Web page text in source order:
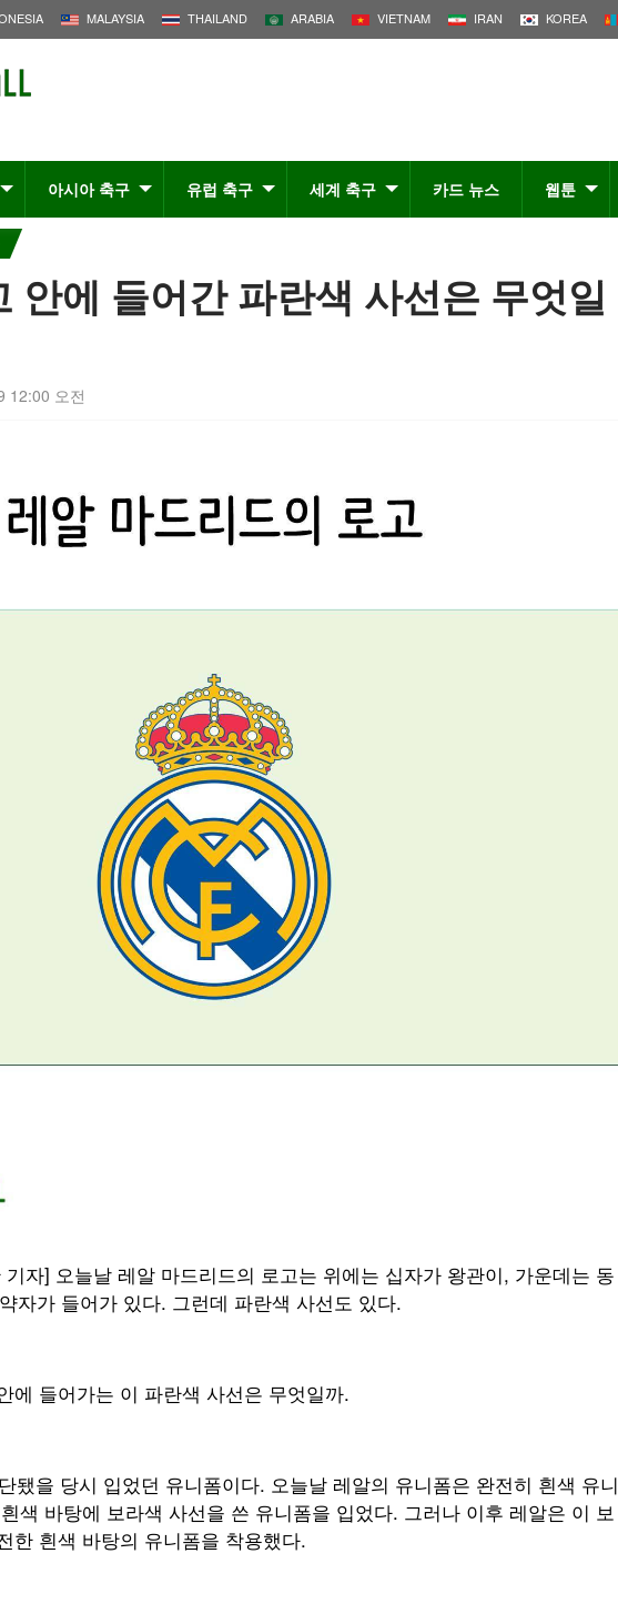
MALAYSIA THAILAND ARABIA VIETNAM IRAN KOREA
아시아 축구 유럽 축구 세계 축구 카드 뉴스 웹툰
안에 들어간 파란색 사선은 무엇일
12:00 오전
자] 오늘날 레알 마드리드의 로고는 위에는 십자가 왕관이, 가운데는 동
자가 들어가 있다. 그런데 파란색 사선도 있다.
에 들어가는 이 파란색 사선은 무엇일까.
됐을 당시 입었던 유니폼이다. 오늘날 레알의 유니폼은 완전히 흰색 유니
색 바탕에 보라색 사선을 쓴 유니폼을 입었다. 그러나 이후 레알은 이 보
한 흰색 바탕의 유니폼을 착용했다.